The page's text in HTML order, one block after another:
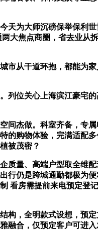
为大师沉磅保举保利世
大焦点商圈，省去业
从干道环抱，都能为
位关心上海滨江豪宅的
杰做。科室齐备，专
的购物体验，完满适配
被茂密？
量、高端户型取全维
行仍是跨城通勤都极为
看房需提前来电预定
，全明款式设想，预
融合，仅预定客户可进